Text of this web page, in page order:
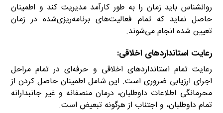
روانشناس باید زمان را به طور کارآمد مدیریت کند و اطمینان
حاصل نماید که تمام فعالیت‌های برنامه‌ریزی‌شده در زمان
تعیین شده انجام می‌شوند.
رعایت استانداردهای اخلاقی:
رعایت تمام استانداردهای اخلاقی و حرفه‌ای در تمام مراحل
اجرای ارزیابی ضروری است. این شامل اطمینان حاصل کردن از
محرمانگی اطلاعات داوطلبان، درمان منصفانه و غیر جانبدارانه
تمام داوطلبان، و اجتناب از هرگونه تبعیض است.